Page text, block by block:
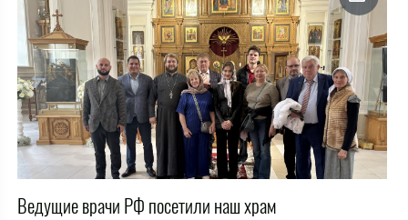
Ведущие врачи РФ посетили наш храм